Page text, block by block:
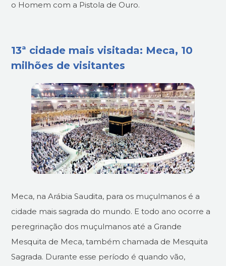
o Homem com a Pistola de Ouro.
13ª cidade mais visitada: Meca, 10
milhões de visitantes
Meca, na Arábia Saudita, para os muçulmanos é a
cidade mais sagrada do mundo. E todo ano ocorre a
peregrinação dos muçulmanos até a Grande
Mesquita de Meca, também chamada de Mesquita
Sagrada. Durante esse período é quando vão,